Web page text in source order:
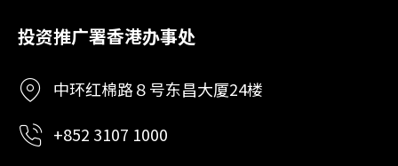
投资推广署香港办事处
中环红棉路８号东昌大厦24楼
+852 3107 1000